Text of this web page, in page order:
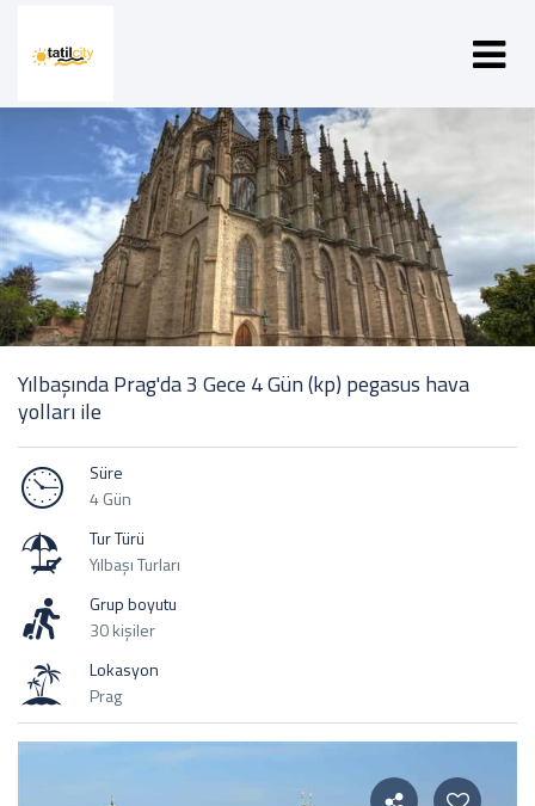
Yılbaşında Prag'da 3 Gece 4 Gün (kp) pegasus hava
yolları ile
Süre
4 Gün
Tur Türü
Yılbaşı Turları
Grup boyutu
30 kişiler
Lokasyon
Prag